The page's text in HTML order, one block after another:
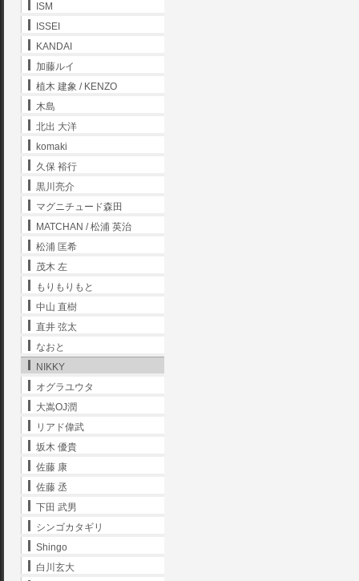
ISM
ISSEI
KANDAI
加藤ルイ
植木 建象 / KENZO
木島
北出 大洋
komaki
久保 裕行
黒川亮介
マグニチュード森田
MATCHAN / 松浦 英治
松浦 匡希
茂木 左
もりもりもと
中山 直樹
直井 弦太
なおと
NIKKY
オグラユウタ
大嵩OJ潤
リアド偉武
坂木 優貴
佐藤 康
佐藤 丞
下田 武男
シンゴカタギリ
Shingo
白川玄大